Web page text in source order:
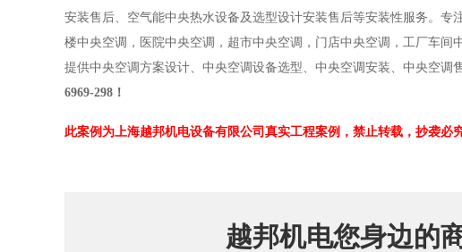
安装售后、空气能中央热水设备及选型设计安装售后等安装性服务。
楼中央空调，医院中央空调，超市中央空调，门店中央空调，工厂车
提供中央空调方案设计、中央空调设备选型、中央空调安装、中央空调
6969-298！
此案例为上海越邦机电设备有限公司真实工程案例，禁止转载， 抄袭必
越邦机电您身边的